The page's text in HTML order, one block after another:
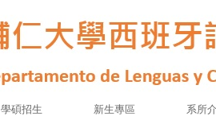
學碩招生 新生專區 系所